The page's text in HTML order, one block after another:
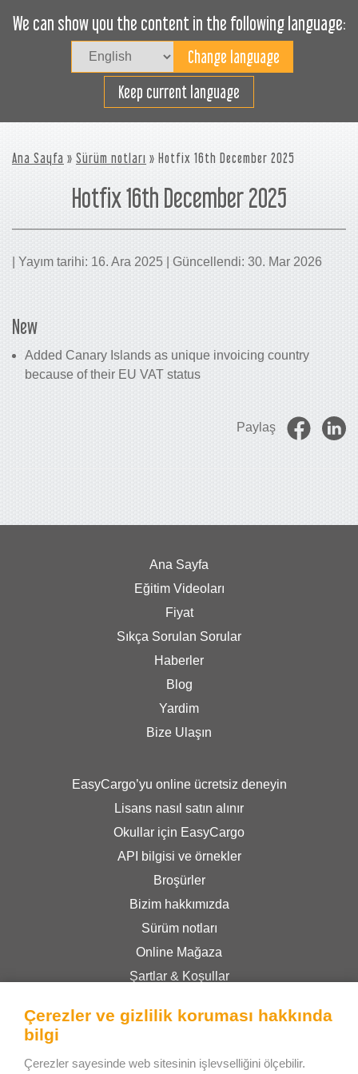
We can show you the content in the following language:
Keep current language
Verimli bir şekilde yükleyin
Ana Sayfa » Sürüm notları » Hotfix 16th December 2025
Hotfix 16th December 2025
| Yayım tarihi: 16. Ara 2025 | Güncellendi: 30. Mar 2026
New
Added Canary Islands as unique invoicing country
because of their EU VAT status
Paylaş
Ana Sayfa
Eğitim Videoları
Fiyat
Sıkça Sorulan Sorular
Haberler
Blog
Yardim
Bize Ulaşın
EasyCargo’yu online ücretsiz deneyin
Lisans nasıl satın alınır
Okullar için EasyCargo
API bilgisi ve örnekler
Broşürler
Bizim hakkımızda
Sürüm notları
Online Mağaza
Şartlar & Koşullar
Çerezler ve gizlilik koruması hakkında
bilgi
Çerezler sayesinde web sitesinin işlevselliğini ölçebilir.